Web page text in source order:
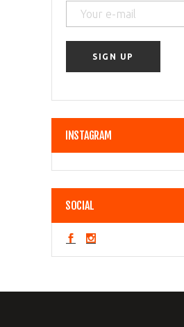
INSTAGRAM
SOCIAL